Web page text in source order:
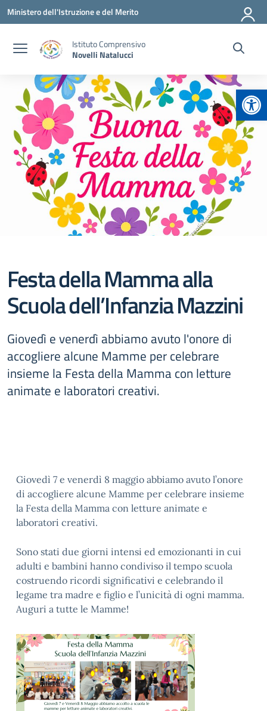
Vai ai contenuti
Vai al menu di navigazione
Vai al footer
Ministero dell'Istruzione e del Merito
Istituto Comprensivo
Novelli Natalucci
Festa della Mamma alla
Scuola dell’Infanzia Mazzini
Giovedì e venerdì abbiamo avuto l'onore di
accogliere alcune Mamme per celebrare
insieme la Festa della Mamma con letture
animate e laboratori creativi.
Giovedì 7 e venerdì 8 maggio abbiamo avuto l’onore
di accogliere alcune Mamme per celebrare insieme
la Festa della Mamma con letture animate e
laboratori creativi.
Sono stati due giorni intensi ed emozionanti in cui
adulti e bambini hanno condiviso il tempo scuola
costruendo ricordi significativi e celebrando il
legame tra madre e figlio e l’unicità di ogni mamma.
Auguri a tutte le Mamme!